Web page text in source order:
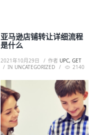
亚马逊店铺转让详细流程
是什么
2021年10月29日 作者 UPC, GET
IN UNCATEGORIZED 2140